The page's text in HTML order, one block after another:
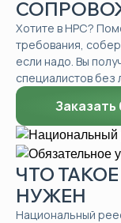
Хотите в НРС?
требования,
если надо. Вы
специалистов без
ЧТО
НУЖЕН
Национальный